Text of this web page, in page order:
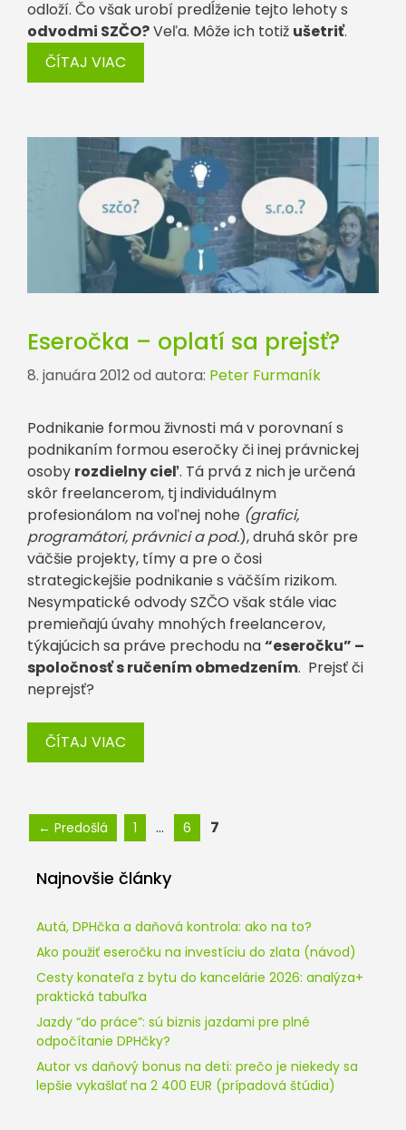
odloží. Čo však urobí predĺženie tejto lehoty s
odvodmi SZČO?Veľa. Môže ich totiž ušetriť.
ČÍTAJ VIAC
Eseročka – oplatí sa prejsť?
8. januára 2012od autora: Peter Furmaník
Podnikanie formou živnosti má v porovnaní s
podnikaním formou eseročky či inej právnickej
osoby rozdielny cieľ. Tá prvá z nich je určená
skôr freelancerom, tj individuálnym
profesionálom na voľnej nohe (grafici,
programátori, právnici a pod.), druhá skôr pre
väčšie projekty, tímy a pre o čosi
strategickejšie podnikanie s väčším rizikom.
Nesympatické odvody SZČO však stále viac
premieňajú úvahy mnohých freelancerov,
týkajúcich sa práve prechodu na“eseročku” –
spoločnosť s ručením obmedzením. Prejsť či
neprejsť?
ČÍTAJ VIAC
← Predošlá Stránka
1 … Stránka
6 Stránka
7
Najnovšie články
Autá, DPHčka a daňová kontrola: ako na to?
Ako použiť eseročku na investíciu do zlata (návod)
Cesty konateľa z bytu do kancelárie 2026: analýza+
praktická tabuľka
Jazdy “do práce”: sú biznis jazdami pre plné
odpočítanie DPHčky?
Autor vs daňový bonus na deti: prečo je niekedy sa
lepšie vykašlať na 2 400 EUR (prípadová štúdia)